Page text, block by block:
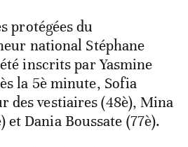
protégées du
national Stéphane
inscrits par Yasmine
la 5è minute, Sofia
des vestiaires (48è), Mina
et Dania Boussate (77è).